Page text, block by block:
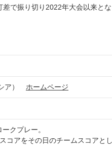
で振り切り2022年大会以来と
ア） ホームページ
クプレー。
コアをその日のチームスコアと